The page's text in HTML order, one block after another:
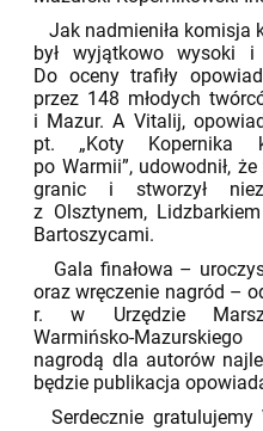
Jak nadmieniła komisja
był wyjątkowo wysoki i
Do oceny trafiły
przez 148 młodych
i Mazur. A Vitalij,
pt. „Koty Kopernika
po Warmii”, udowodnił,
granic i stworzył
z Olsztynem,
Bartoszycami.
Gala finałowa –
oraz wręczenie nagród –
r. w Urzędzie
Warmińsko-
nagrodą dla autorów
będzie publikacja
Serdecznie